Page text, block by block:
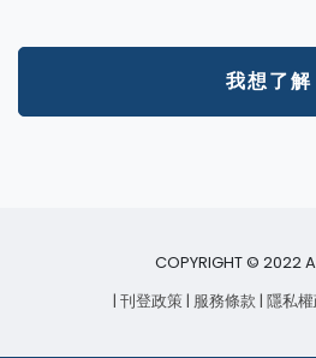
我想了解
COPYRIGHT © 2022
| 刊登政策 | 服務條款 | 隱私